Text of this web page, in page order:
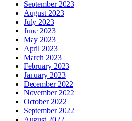
September 2023
August 2023
July 2023
June 2023
May 2023
April 2023
March 2023
February 2023
January 2023
December 2022
November 2022
October 2022
September 2022